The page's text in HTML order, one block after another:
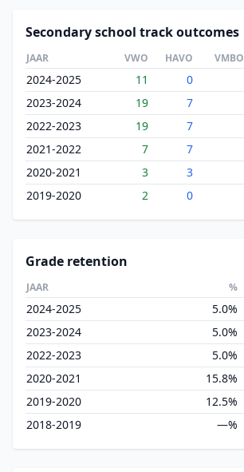
Secondary school track outcomes
JAAR VWO HAVO
2024-2025 11 0
2023-2024
19 7
2022-2023
19 7
2021-2022
7 7
2020-2021
3 3
2019-2020
2 0
Grade retention
JAAR %
2024-2025 5.0%
2023-2024
5.0%
2022-2023
5.0%
2020-2021
15.8%
2019-2020
12.5%
2018-2019
—%